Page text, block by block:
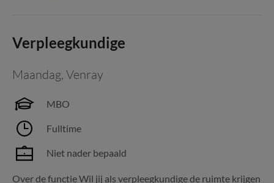
Verpleegkundige
Maandag, Venray
MBO
Fulltime
Niet nader bepaald
Over de functie Wil jij als verpleegkundige de ruimte krijgen